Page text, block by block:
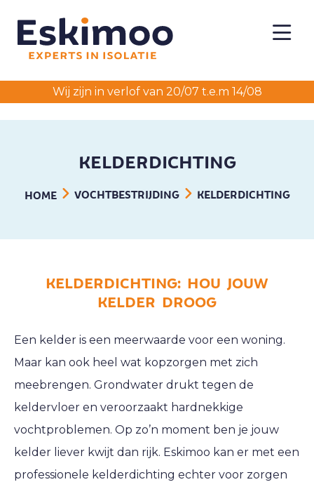
Wij zijn in verlof van 20/07 t.e.m 14/08
KELDERDICHTING
HOME VOCHTBESTRIJDING KELDERDICHTING
KELDERDICHTING: HOU JOUW
KELDER DROOG
Een kelder is een meerwaarde voor een woning.
Maar kan ook heel wat kopzorgen met zich
meebrengen. Grondwater drukt tegen de
keldervloer en veroorzaakt hardnekkige
vochtproblemen. Op zo’n moment ben je jouw
kelder liever kwijt dan rijk. Eskimoo kan er met een
professionele kelderdichting echter voor zorgen